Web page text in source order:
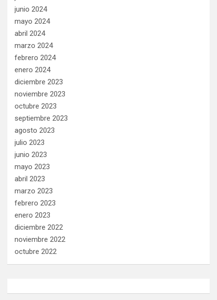
junio 2024
mayo 2024
abril 2024
marzo 2024
febrero 2024
enero 2024
diciembre 2023
noviembre 2023
octubre 2023
septiembre 2023
agosto 2023
julio 2023
junio 2023
mayo 2023
abril 2023
marzo 2023
febrero 2023
enero 2023
diciembre 2022
noviembre 2022
octubre 2022